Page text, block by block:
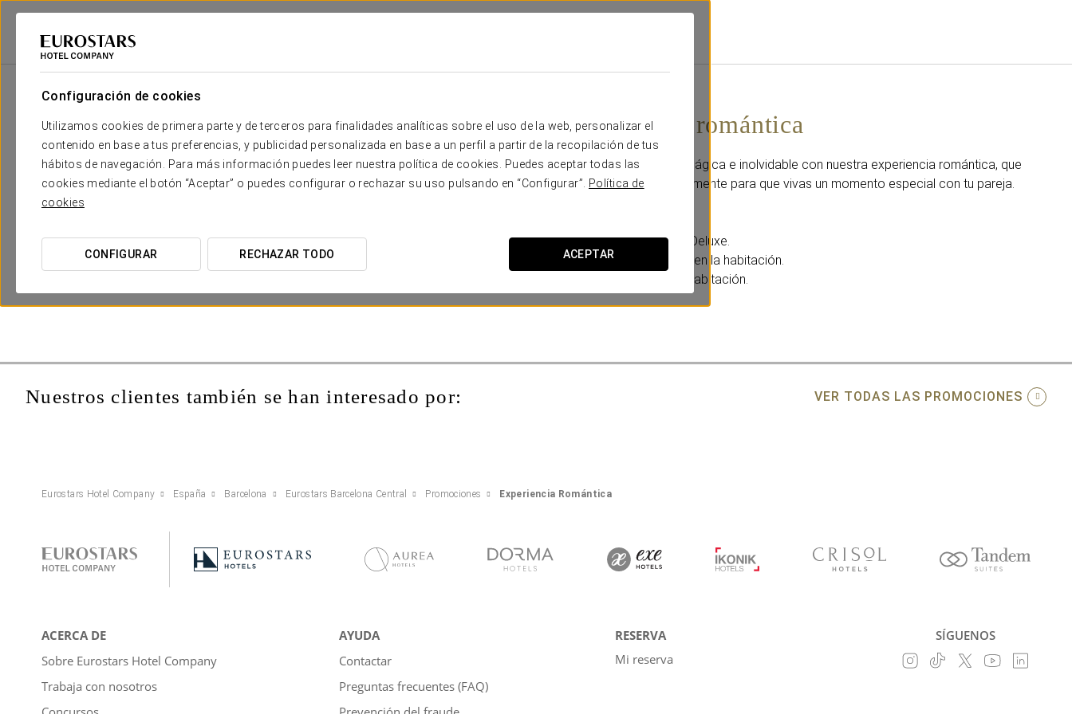
Configuración de cookies
Utilizamos cookies de primera parte y de terceros para finalidades analíticas sobre el uso de la web, personalizar el
contenido en base a tus preferencias, y publicidad personalizada en base a un perfil a partir de la recopilación de tus
hábitos de navegación. Para más información puedes leer nuestra política de cookies. Puedes aceptar todas las
cookies mediante el botón “Aceptar” o puedes configurar o rechazar su uso pulsando en “Configurar”.
Política de
cookies
CONFIGURAR RECHAZAR TODO ACEPTAR
Eurostars Hotel Company
Experiencia romántica
Disfruta de una noche mágica e inolvidable con nuestra experiencia romántica, que
hemos creado especialmente para que vivas un momento especial con tu pareja.
- Upgrade a habitación Deluxe.
- Fresas con chocolate en la habitación.
- Botella de cava en la habitación.
Nuestros clientes también se han interesado por: VER TODAS LAS PROMOCIONES
Eurostars Hotel Company España Barcelona Eurostars Barcelona Central Promociones Experiencia Romántica
ACERCA DE
Sobre Eurostars Hotel Company
Trabaja con nosotros
AYUDA
Contactar
Preguntas frecuentes (FAQ)
RESERVA
Mi reserva
SÍGUENOS